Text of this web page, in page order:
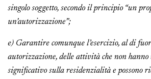
singolo soggetto, secondo il principio “un
un’autorizzazione”;
e) Garantire comunque l’esercizio, al di
autorizzazione, delle attività che non
significativo sulla residenzialità e possono